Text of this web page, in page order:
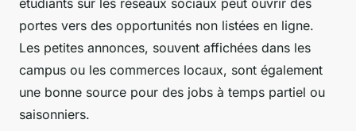
étudiants sur les réseaux sociaux peut ouvrir des
portes vers des opportunités non listées en ligne.
Les petites annonces, souvent affichées dans les
campus ou les commerces locaux, sont également
une bonne source pour des jobs à temps partiel ou
saisonniers.